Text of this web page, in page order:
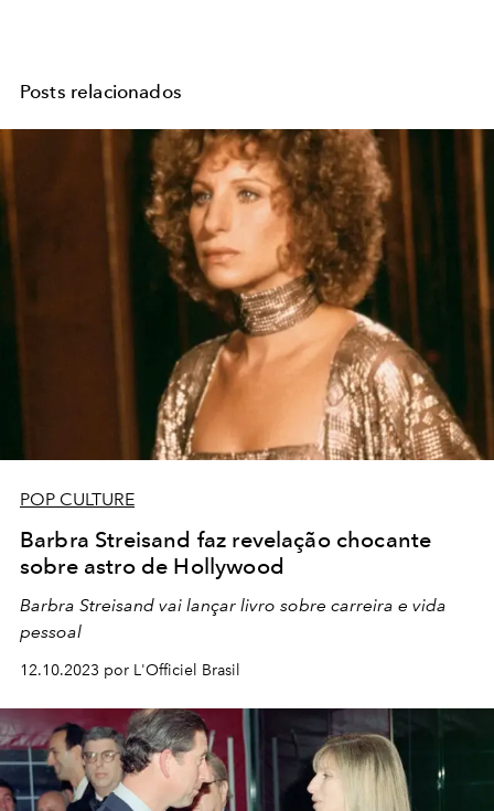
Posts relacionados
POP CULTURE
Barbra Streisand faz revelação chocante
sobre astro de Hollywood
Barbra Streisand vai lançar livro sobre carreira e vida
pessoal
12.10.2023 por L'Officiel Brasil